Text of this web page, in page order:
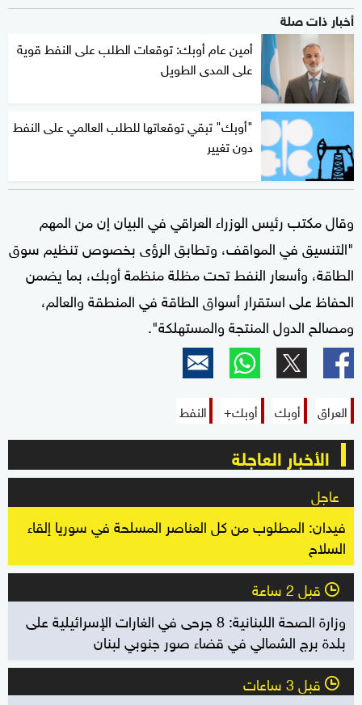
أخبار ذات صلة
أمين عام أوبك: توقعات الطلب على النفط قوية
على المدى الطويل
"أوبك" تبقي توقعاتها للطلب العالمي على النفط
دون تغيير
وقال مكتب رئيس الوزراء العراقي في البيان إن من المهم
"التنسيق في المواقف، وتطابق الرؤى بخصوص تنظيم سوق
الطاقة، وأسعار النفط تحت مظلة منظمة أوبك، بما يضمن
الحفاظ على استقرار أسواق الطاقة في المنطقة والعالم،
ومصالح الدول المنتجة والمستهلكة".
العراق أوبك أوبك+ النفط
الأخبار العاجلة
عاجل
فيدان: المطلوب من كل العناصر المسلحة في سوريا إلقاء
السلاح
l قبل 2 ساعة
وزارة الصحة اللبنانية: 8 جرحى في الغارات الإسرائيلية على
بلدة برج الشمالي في قضاء صور جنوبي لبنان
l قبل 3 ساعات